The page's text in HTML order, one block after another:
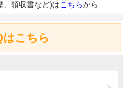
、領収書など)はこちらから
はこちら